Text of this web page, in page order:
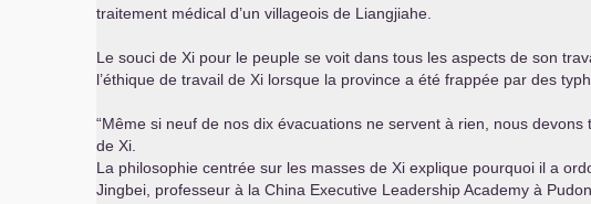
traitement médical d’un villageois de Liangjiahe.
Le souci de Xi pour le peuple se voit dans tous les aspects de son
l’éthique de travail de Xi lorsque la province a été frappée par des
“Même si neuf de nos dix évacuations ne servent à rien, nous
de Xi.
La philosophie centrée sur les masses de Xi explique pourquoi il a
Jingbei, professeur à la China Executive Leadership Academy à